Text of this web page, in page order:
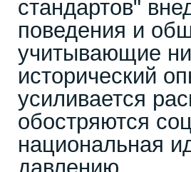
стандартов"
поведения и
учитывающие
исторический
усиливается
обостряются
национальная